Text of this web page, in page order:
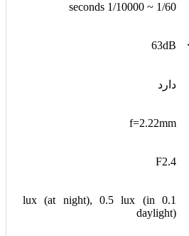
1/60 ~ 1/10000 seconds
63dB
دارد
f=2.22mm
F2.4
0.1 lux (at night), 0.5 lux (in
daylight)